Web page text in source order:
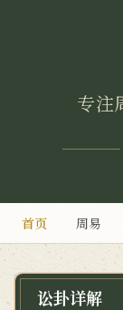
专注
首页 周易
讼卦详解